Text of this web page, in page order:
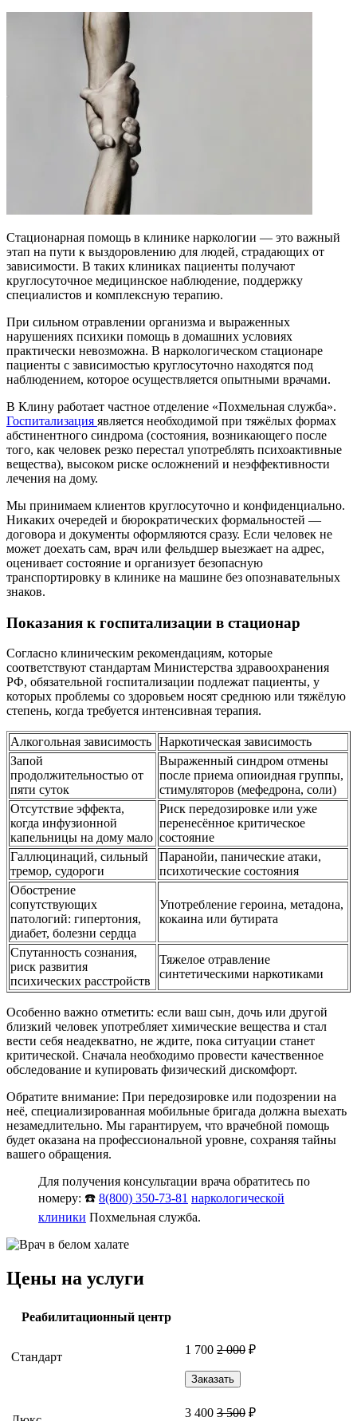
Стационарная помощь в клинике наркологии — это важный
этап на пути к выздоровлению для людей, страдающих от
зависимости. В таких клиниках пациенты получают
круглосуточное медицинское наблюдение, поддержку
специалистов и комплексную терапию.
При сильном отравлении организма и выраженных
нарушениях психики помощь в домашних условиях
практически невозможна. В наркологическом стационаре
пациенты с зависимостью круглосуточно находятся под
наблюдением, которое осуществляется опытными врачами.
В Клину работает частное отделение «Похмельная служба».
Госпитализация является необходимой при тяжёлых формах
абстинентного синдрома (состояния, возникающего после
того, как человек резко перестал употреблять психоактивные
вещества), высоком риске осложнений и неэффективности
лечения на дому.
Мы принимаем клиентов круглосуточно и конфиденциально.
Никаких очередей и бюрократических формальностей —
договора и документы оформляются сразу. Если человек не
может доехать сам, врач или фельдшер выезжает на адрес,
оценивает состояние и организует безопасную
транспортировку в клинике на машине без опознавательных
знаков.
Показания к госпитализации в стационар
Согласно клиническим рекомендациям, которые
соответствуют стандартам Министерства здравоохранения
РФ, обязательной госпитализации подлежат пациенты, у
которых проблемы со здоровьем носят среднюю или тяжёлую
степень, когда требуется интенсивная терапия.
Алкогольная зависимость Наркотическая зависимость
Запой
продолжительностью от
пяти суток
Выраженный синдром отмены
после приема опиоидная группы,
стимуляторов (мефедрона, соли)
Отсутствие эффекта,
когда инфузионной
капельницы на дому мало
Риск передозировке или уже
перенесённое критическое
состояние
Галлюцинаций, сильный
тремор, судороги
Паранойи, панические атаки,
психотические состояния
Обострение
сопутствующих
патологий: гипертония,
диабет, болезни сердца
Употребление героина, метадона,
кокаина или бутирата
Спутанность сознания,
риск развития
психических расстройств
Тяжелое отравление
синтетическими наркотиками
Особенно важно отметить: если ваш сын, дочь или другой
близкий человек употребляет химические вещества и стал
вести себя неадекватно, не ждите, пока ситуации станет
критической. Сначала необходимо провести качественное
обследование и купировать физический дискомфорт.
Обратите внимание: При передозировке или подозрении на
неё, специализированная мобильные бригада должна выехать
незамедлительно. Мы гарантируем, что врачебной помощь
будет оказана на профессиональной уровне, сохраняя тайны
вашего обращения.
Для получения консультации врача обратитесь по
номеру: ☎️ 8(800) 350-73-81 наркологической
клиники Похмельная служба.
Цены на услуги
Реабилитационный центр
Стандарт
1 700 2 000 ₽
Заказать
3 400 3 500 ₽